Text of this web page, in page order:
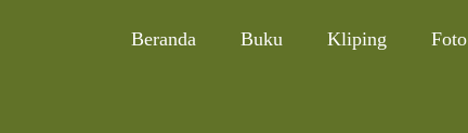
Beranda Buku Kliping Foto